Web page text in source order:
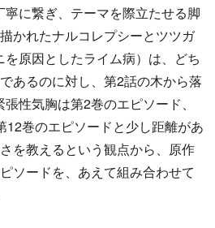
に繋ぎ、テーマを際立たせる脚
かれたナルコレプシーとツツガ
原因としたライム病）は、どち
あるのに対し、第2話の木から落
性気胸は第2巻のエピソード、
12巻のエピソードと少し距離があ
を教えるという観点から、原作
ソードを、あえて組み合わせて